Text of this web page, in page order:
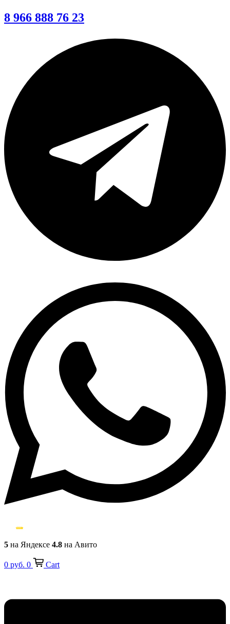
8 966 888 76 23
5 на Яндексе 4.8 на Авито
0 руб. 0 Cart